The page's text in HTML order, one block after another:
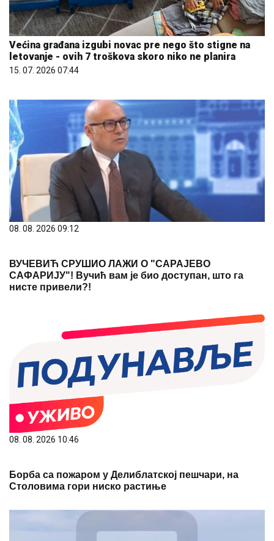
Većina građana izgubi novac pre nego što stigne na
letovanje - ovih 7 troškova skoro niko ne planira
15. 07. 2026 07:44
08. 08. 2026 09:12
ВУЧЕВИЋ СРУШИО ЛАЖИ О "САРАЈЕВО
САФАРИЈУ"! Вучић вам је био доступан, што га
нисте привели?!
08. 08. 2026 10:46
Борба са пожаром у Делиблатској пешчари, на
Столовима гори ниско растиње